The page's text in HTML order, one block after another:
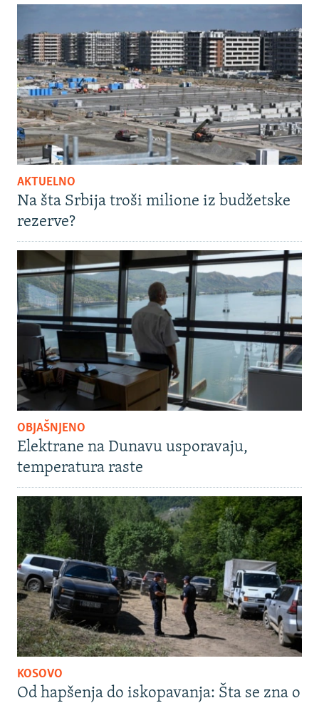
AKTUELNO
Na šta Srbija troši milione iz budžetske
rezerve?
OBJAŠNJENO
Elektrane na Dunavu usporavaju,
temperatura raste
KOSOVO
Od hapšenja do iskopavanja: Šta se zna o